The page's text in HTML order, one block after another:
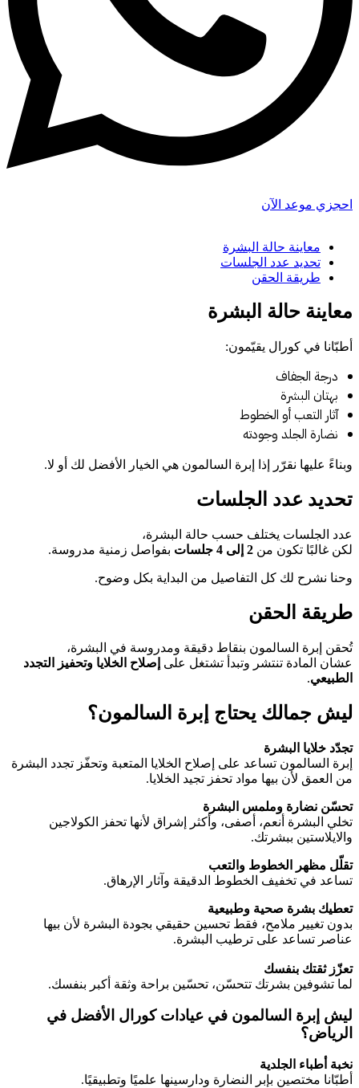
احجزي موعد الآن
معاينة حالة البشرة
تحديد عدد الجلسات
طريقة الحقن
معاينة حالة البشرة
أطبّانا في كورال يقيّمون:
درجة الجفاف
بهتان البشرة
آثار التعب أو الخطوط
نضارة الجلد وجودته
وبناءً عليها نقرّر إذا إبرة السالمون هي الخيار الأفضل لك أو لا.
تحديد عدد الجلسات
عدد الجلسات يختلف حسب حالة البشرة،
لكن غالبًا تكون من 2 إلى 4 جلسات بفواصل زمنية مدروسة.
وحنا نشرح لك كل التفاصيل من البداية بكل وضوح.
طريقة الحقن
تُحقن إبرة السالمون بنقاط دقيقة ومدروسة في البشرة،
عشان المادة تنتشر وتبدأ تشتغل على إصلاح الخلايا وتحفيز التجدد
الطبيعي.
ليش جمالك يحتاج إبرة السالمون؟
تجدّد خلايا البشرة
إبرة السالمون تساعد على إصلاح الخلايا المتعبة وتحفّز تجدد البشرة
من العمق لأن بيها مواد تحفز تجيد الخلايا.
تحسّن نضارة وملمس البشرة
تخلي البشرة أنعم، أصفى، وأكثر إشراق لأنها تحفز الكولاجين
والايلاستين ببشرتك.
تقلّل مظهر الخطوط والتعب
تساعد في تخفيف الخطوط الدقيقة وآثار الإرهاق.
تعطيك بشرة صحية وطبيعية
بدون تغيير ملامح، فقط تحسين حقيقي بجودة البشرة لأن بيها
عناصر تساعد على ترطيب البشرة.
تعزّز ثقتك بنفسك
لما تشوفين بشرتك تتحسّن، تحسّين براحة وثقة أكبر بنفسك.
ليش إبرة السالمون في عيادات كورال الأفضل في
الرياض؟
نخبة أطباء الجلدية
أطبّانا مختصين بإبر النضارة ودارسينها علميًا وتطبيقيًا.